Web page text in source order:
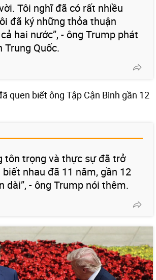
Tôi nghĩ đã có rất nhiều
đã ký những thỏa thuận
hai nước”, - ông Trump phát
Trung Quốc.
quen biết ông Tập Cận Bình gần 12
tôn trọng và thực sự đã trở
nhau đã 11 năm, gần 12
- ông Trump nói thêm.